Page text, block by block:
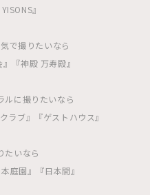
』
で撮りたいなら
『神殿 万寿殿』
ルに撮りたいなら
ラブ』『ゲストハウス』
たいなら
庭園』『日本間』